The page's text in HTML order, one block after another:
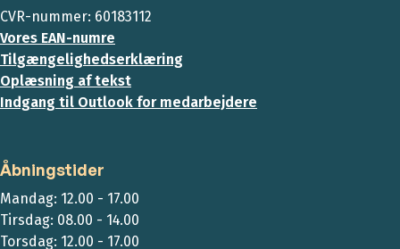
CVR-nummer: 60183112
Vores EAN-numre
Tilgængelighedserklæring
Oplæsning af tekst
Indgang til Outlook for medarbejdere
Åbningstider
Mandag: 12.00 - 17.00
Tirsdag: 08.00 - 14.00
Torsdag: 12.00 - 17.00